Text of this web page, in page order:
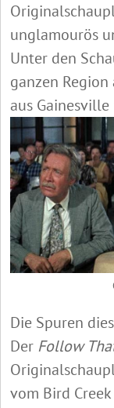
unglamourös
Unter den
ganzen
aus Gainesville
Die Spuren
Der Follow
vom Bird